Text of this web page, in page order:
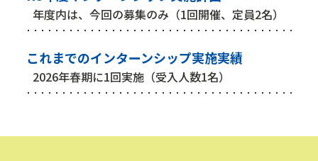
年度内は、今回の募集のみ（1回開催、定員2名）
これまでのインターンシップ実施実績
2026年春期に1回実施（受入人数1名）